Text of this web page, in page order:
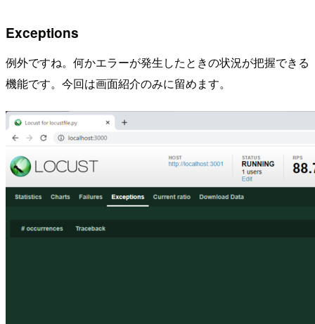
Exceptions
例外ですね。何かエラーが発生したときの状況が把握できる
機能です。今回は画面紹介のみに留めます。